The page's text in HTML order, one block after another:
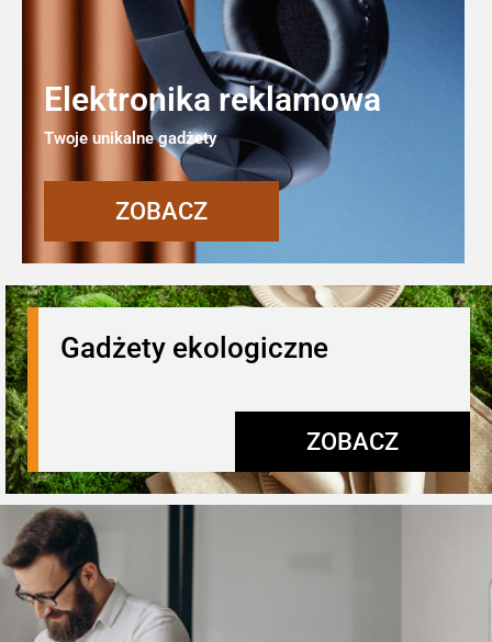
Elektronika reklamowa
Twoje unikalne gadżety
ZOBACZ
Gadżety ekologiczne
ZOBACZ